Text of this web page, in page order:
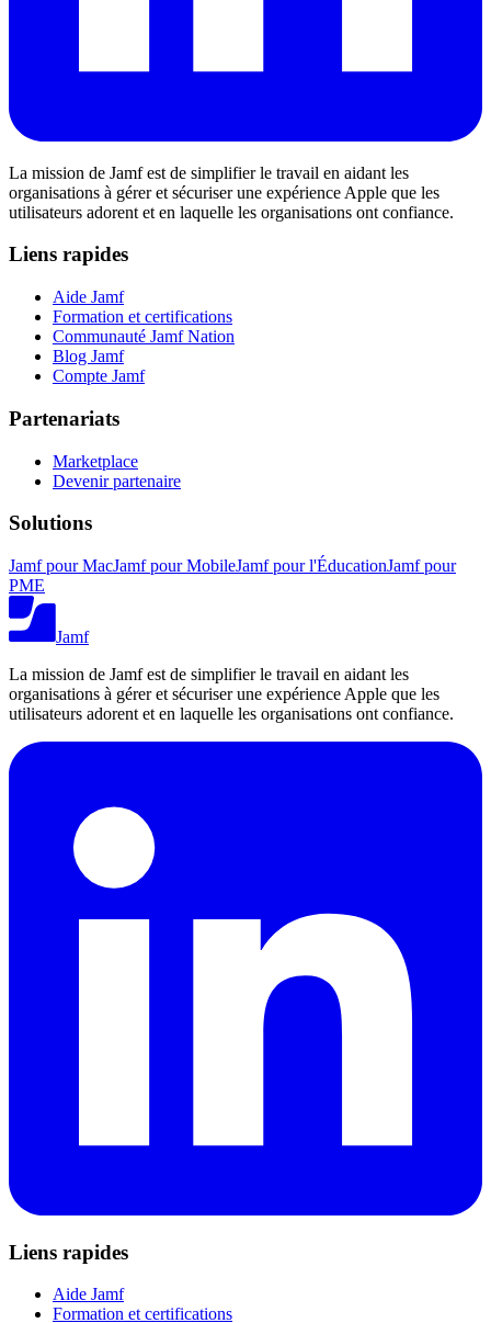
La mission de Jamf est de simplifier le travail en aidant les
organisations à gérer et sécuriser une expérience Apple que les
utilisateurs adorent et en laquelle les organisations ont confiance.
Liens rapides
Aide Jamf
Formation et certifications
Communauté Jamf Nation
Blog Jamf
Compte Jamf
Partenariats
Marketplace
Devenir partenaire
Solutions
Jamf pour MacJamf pour MobileJamf pour l'ÉducationJamf pour
PME
Jamf
La mission de Jamf est de simplifier le travail en aidant les
organisations à gérer et sécuriser une expérience Apple que les
utilisateurs adorent et en laquelle les organisations ont confiance.
Liens rapides
Aide Jamf
Formation et certifications